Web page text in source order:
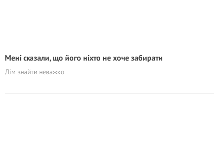
Мені сказали, що його ніхто не хоче забирати
Дім знайти неважко